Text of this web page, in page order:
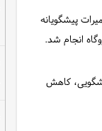
پیشگویانه
انجام شد.
کاهش